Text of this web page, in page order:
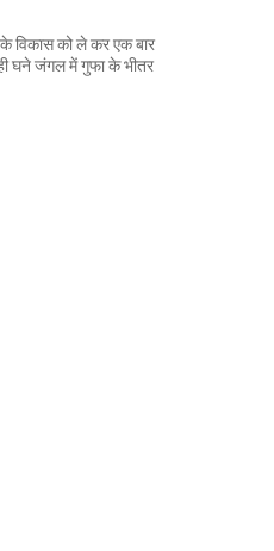
विकास को ले कर एक बार
घने जंगल में गुफा के भीतर